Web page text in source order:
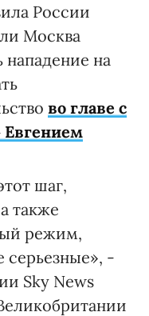
России
Москва
нападение на
во главе с
шаг,
также
режим,
серьезные», -
Sky News